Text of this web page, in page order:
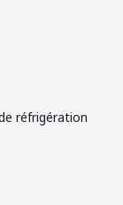
réfrigération